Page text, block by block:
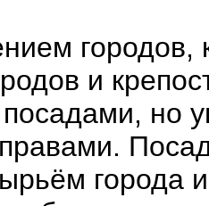
и
но
города